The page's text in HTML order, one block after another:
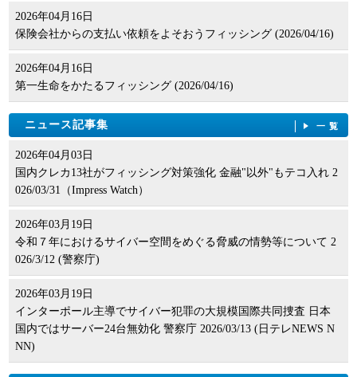
2026年04月16日
保険会社からの支払い依頼をよそおうフィッシング (2026/04/16)
2026年04月16日
第一生命をかたるフィッシング (2026/04/16)
ニュース記事集 一覧
2026年04月03日
国内クレカ13社がフィッシング対策強化 金融"以外"もテコ入れ 2
026/03/31（Impress Watch）
2026年03月19日
令和７年におけるサイバー空間をめぐる脅威の情勢等について 2
026/3/12 (警察庁)
2026年03月19日
インターポール主導でサイバー犯罪の大規模国際共同捜査 日本
国内ではサーバー24台無効化 警察庁 2026/03/13 (日テレNEWS N
NN)